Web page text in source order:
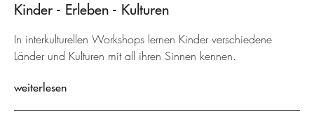
Kinder - Erleben - Kulturen
In interkulturellen Workshops lernen Kinder verschiedene
Länder und Kulturen mit all ihren Sinnen kennen.
weiterlesen